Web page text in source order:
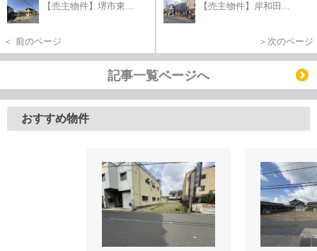
【売主物件】堺市東...
＜ 前のページ
【売主物件】岸和田...
＞次のページ
記事一覧ページへ
おすすめ物件